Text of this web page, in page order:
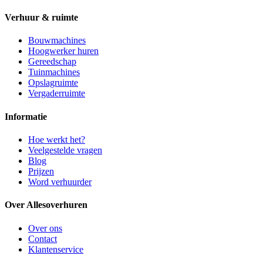
Verhuur & ruimte
Bouwmachines
Hoogwerker huren
Gereedschap
Tuinmachines
Opslagruimte
Vergaderruimte
Informatie
Hoe werkt het?
Veelgestelde vragen
Blog
Prijzen
Word verhuurder
Over Allesoverhuren
Over ons
Contact
Klantenservice